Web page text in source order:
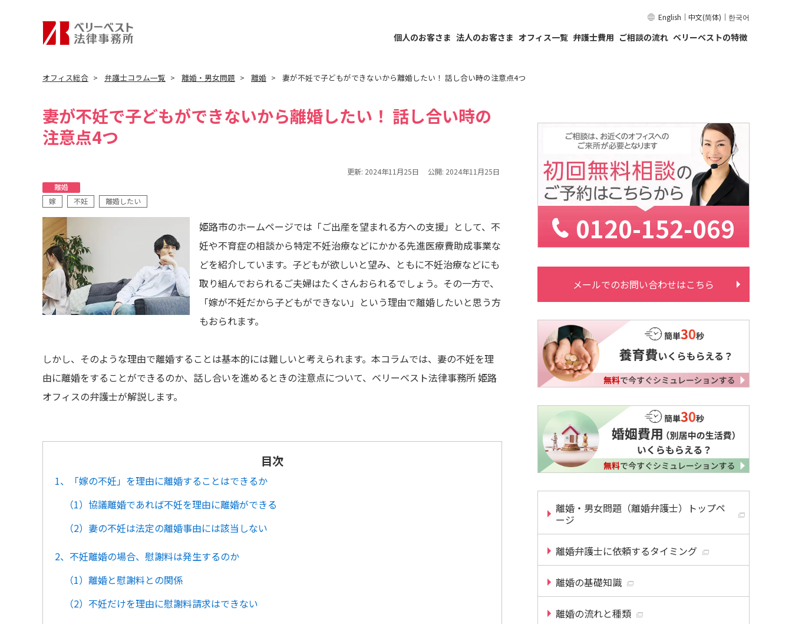
English ｜ 中文(简体) ｜ 한국어
個人のお客さま 法人のお客さま オフィス一覧 弁護士費用 ご相談の流れ ベリーベストの特徴
オフィス総合 弁護士コラム一覧 離婚・男女問題 離婚 妻が不妊で子どもができないから離婚したい！ 話し合い時の注意点4つ
妻が不妊で子どもができないから離婚したい！ 話し合い時の
注意点4つ
更新: 2024年11月25日 公開: 2024年11月25日
離婚
嫁
不妊 離婚したい
姫路市のホームページでは「ご出産を望まれる方への支援」として、不
妊や不育症の相談から特定不妊治療などにかかる先進医療費助成事業な
どを紹介しています。子どもが欲しいと望み、ともに不妊治療などにも
取り組んでおられるご夫婦はたくさんおられるでしょう。その一方で、
「嫁が不妊だから子どもができない」という理由で離婚したいと思う方
もおられます。
しかし、そのような理由で離婚することは基本的には難しいと考えられます。本コラムでは、妻の不妊を理
由に離婚をすることができるのか、話し合いを進めるときの注意点について、ベリーベスト法律事務所 姫路
オフィスの弁護士が解説します。
目次
1、「嫁の不妊」を理由に離婚することはできるか
（1）協議離婚であれば不妊を理由に離婚ができる
（2）妻の不妊は法定の離婚事由には該当しない
2、不妊離婚の場合、慰謝料は発生するのか
（1）離婚と慰謝料との関係
（2）不妊だけを理由に慰謝料請求はできない
0120-152-069
メールでのお問い合わせはこちら
離婚・男女問題（離婚弁護士）トップペ
ージ
離婚弁護士に依頼するタイミング
離婚の基礎知識
離婚の流れと種類